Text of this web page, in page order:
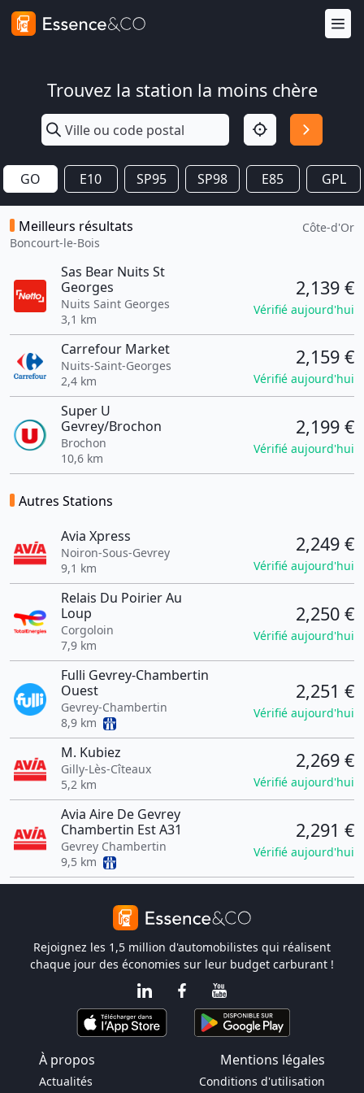
Trouvez la station la moins chère
GO E10 SP95 SP98 E85 GPL
Meilleurs résultats
Boncourt-le-Bois
Côte-d'Or
Sas Bear Nuits St
Georges
Nuits Saint Georges
3,1 km
2,139 €
Vérifié aujourd'hui
Carrefour Market
Nuits-Saint-Georges
2,4 km
2,159 €
Vérifié aujourd'hui
Super U
Gevrey/Brochon
Brochon
10,6 km
2,199 €
Vérifié aujourd'hui
Autres Stations
Avia Xpress
Noiron-Sous-Gevrey
9,1 km
2,249 €
Vérifié aujourd'hui
Relais Du Poirier Au
Loup
Corgoloin
7,9 km
2,250 €
Vérifié aujourd'hui
Fulli Gevrey-Chambertin
Ouest
Gevrey-Chambertin
8,9 km
2,251 €
Vérifié aujourd'hui
M. Kubiez
Gilly-Lès-Cîteaux
5,2 km
2,269 €
Vérifié aujourd'hui
Avia Aire De Gevrey
Chambertin Est A31
Gevrey Chambertin
9,5 km
2,291 €
Vérifié aujourd'hui
Rejoignez les 1,5 million d'automobilistes qui réalisent
chaque jour des économies sur leur budget carburant !
À propos Mentions légales
Actualités
Conditions d'utilisation